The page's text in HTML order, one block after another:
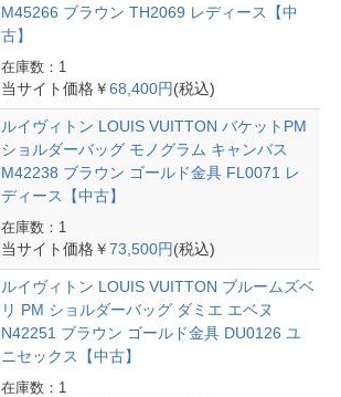
M45266 ブラウン TH2069 レディース【中
古】
在庫数：1
当サイト価格￥68,400円(税込)
ルイヴィトン LOUIS VUITTON バケットPM
ショルダーバッグ モノグラム キャンバス
M42238 ブラウン ゴールド金具 FL0071 レ
ディース【中古】
在庫数：1
当サイト価格￥73,500円(税込)
ルイヴィトン LOUIS VUITTON ブルームズベ
リ PM ショルダーバッグ ダミエ エベヌ
N42251 ブラウン ゴールド金具 DU0126 ユ
ニセックス【中古】
在庫数：1